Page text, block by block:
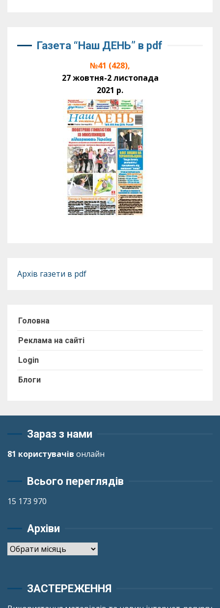
Газета “Наш ДЕНЬ” в pdf
№41 (428),
27 жовтня-2 листопада
2021 р.
Архів газети в pdf
Головна
Реклама на сайті
Login
Блоги
Зараз з нами
81 користувачів онлайн
Всього переглядів
15 173 970
Архіви
Архіви
ЗАСТЕРЕЖЕННЯ